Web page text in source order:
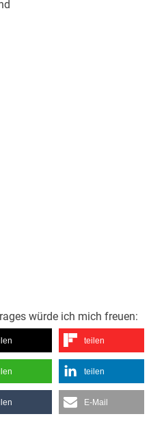
würde ich mich freuen:
teilen
teilen
E-Mail